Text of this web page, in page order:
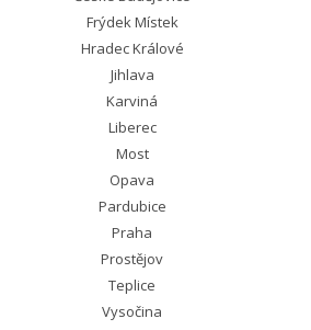
Frýdek Místek
Hradec Králové
Jihlava
Karviná
Liberec
Most
Opava
Pardubice
Praha
Prostějov
Teplice
Vysočina